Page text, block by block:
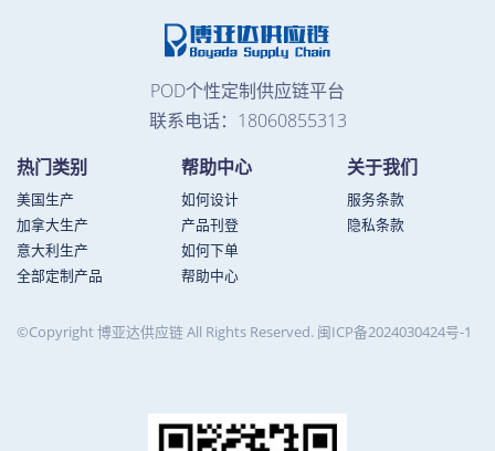
POD个性定制供应链平台
联系电话：18060855313
热门类别
美国生产
加拿大生产
意大利生产
全部定制产品
帮助中心
如何设计
产品刊登
如何下单
帮助中心
关于我们
服务条款
隐私条款
©Copyright 博亚达供应链 All Rights Reserved. 闽ICP备2024030424号-1